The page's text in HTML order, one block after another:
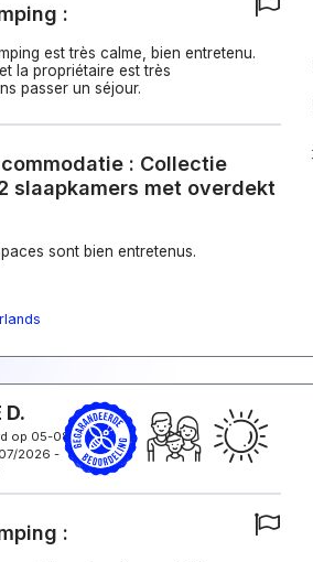
:
est très calme, bien entretenu.
la propriétaire est très
passer un séjour.
: Collectie
slaapkamers met overdekt
sont bien entretenus.
D.
op 05-08-2026
2026 -
: